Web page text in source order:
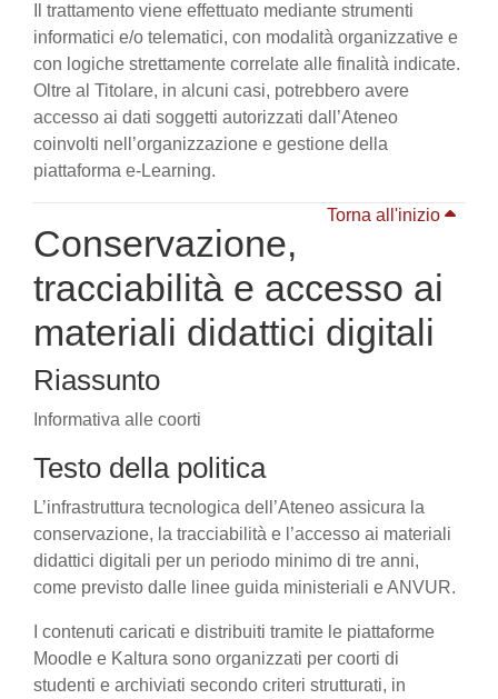
Il trattamento viene effettuato mediante strumenti
informatici e/o telematici, con modalità organizzative e
con logiche strettamente correlate alle finalità indicate.
Oltre al Titolare, in alcuni casi, potrebbero avere
accesso ai dati soggetti autorizzati dall’Ateneo
coinvolti nell’organizzazione e gestione della
piattaforma e-Learning.
Torna all'inizio
Conservazione,
tracciabilità e accesso ai
materiali didattici digitali
Riassunto
Informativa alle coorti
Testo della politica
L’infrastruttura tecnologica dell’Ateneo assicura la
conservazione, la tracciabilità e l’accesso ai materiali
didattici digitali per un periodo minimo di tre anni,
come previsto dalle linee guida ministeriali e ANVUR.
I contenuti caricati e distribuiti tramite le piattaforme
Moodle e Kaltura sono organizzati per coorti di
studenti e archiviati secondo criteri strutturati, in